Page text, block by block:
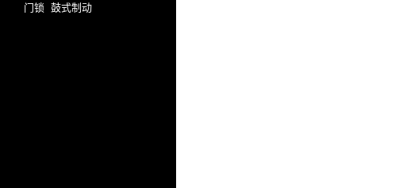
门锁 鼓式制动